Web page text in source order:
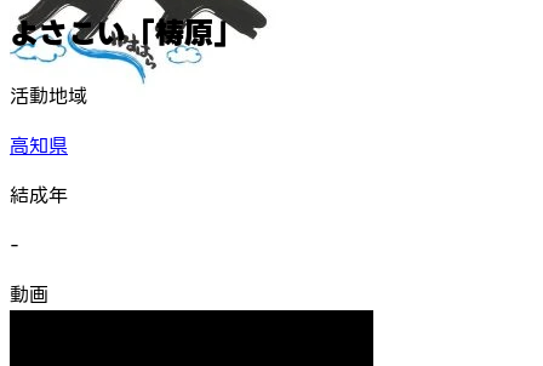
よさこい「梼原」
活動地域
高知県
結成年
-
動画